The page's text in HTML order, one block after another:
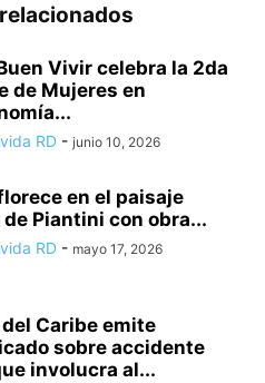
Vivir celebra la 2da
de Mujeres en
RD - junio 10, 2026
en el paisaje
Piantini con obra...
RD - mayo 17, 2026
Caribe emite
sobre accidente
involucra al...